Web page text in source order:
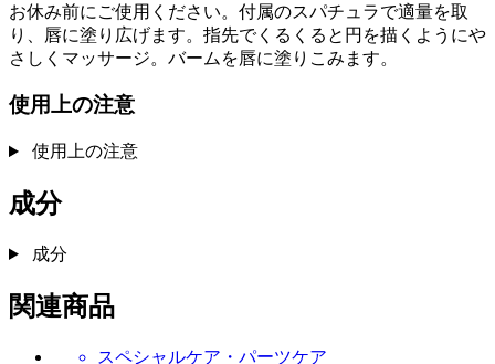
お休み前にご使用ください。付属のスパチュラで適量を取
り、唇に塗り広げます。指先でくるくると円を描くようにや
さしくマッサージ。バームを唇に塗りこみます。
使用上の注意
使用上の注意
成分
成分
関連商品
スペシャルケア・パーツケア